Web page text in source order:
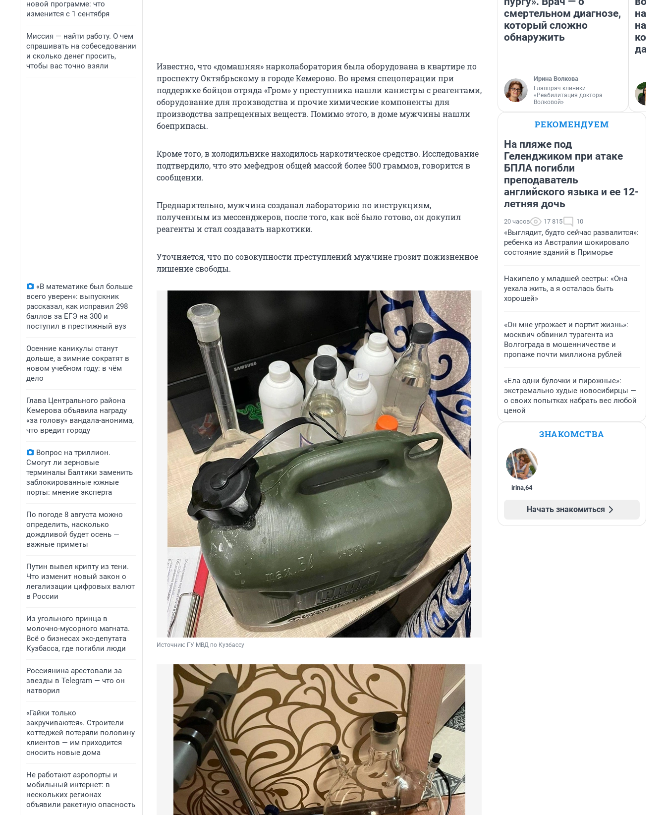
новой программе: что
изменится с 1 сентября
Миссия — найти работу. О чем
спрашивать на собеседовании
и сколько денег просить,
чтобы вас точно взяли
«В математике был больше
всего уверен»: выпускник
рассказал, как исправил 298
баллов за ЕГЭ на 300 и
поступил в престижный вуз
Осенние каникулы станут
дольше, а зимние сократят в
новом учебном году: в чём
дело
Глава Центрального района
Кемерова объявила награду
«за голову» вандала-анонима,
что вредит городу
Вопрос на триллион.
Смогут ли зерновые
терминалы Балтики заменить
заблокированные южные
порты: мнение эксперта
По погоде 8 августа можно
определить, насколько
дождливой будет осень —
важные приметы
Путин вывел крипту из тени.
Что изменит новый закон о
легализации цифровых валют
в России
Из угольного принца в
молочно-мусорного магната.
Всё о бизнесах экс-депутата
Кузбасса, где погибли люди
Россиянина арестовали за
звезды в Telegram — что он
натворил
«Гайки только
закручиваются». Строители
коттеджей потеряли половину
клиентов — им приходится
сносить новые дома
Не работают аэропорты и
мобильный интернет: в
нескольких регионах
объявили ракетную опасность
Известно, что «домашняя» нарколаборатория была оборудована в квартире по
проспекту Октябрьскому в городе Кемерово. Во время спецоперации при
поддержке бойцов отряда «Гром» у преступника нашли канистры с реагентами,
оборудование для производства и прочие химические компоненты для
производства запрещенных веществ. Помимо этого, в доме мужчины нашли
боеприпасы.
Кроме того, в холодильнике находилось наркотическое средство. Исследование
подтвердило, что это мефедрон общей массой более 500 граммов, говорится в
сообщении.
Предварительно, мужчина создавал лабораторию по инструкциям,
полученным из мессенджеров, после того, как всё было готово, он докупил
реагенты и стал создавать наркотики.
Уточняется, что по совокупности преступлений мужчине грозит пожизненное
лишение свободы.
Источник: ГУ МВД по Кузбассу
смертельном диагнозе,
который сложно
обнаружить
Ирина Волкова
Главврач клиники
«Реабилитация доктора
Волковой»
нам
даже
РЕКОМЕНДУЕМ
На пляже под
Геленджиком при атаке
БПЛА погибли
преподаватель
английского языка и ее 12-
летняя дочь
20 часов 17 815 10
«Выглядит, будто сейчас развалится»:
ребенка из Австралии шокировало
состояние зданий в Приморье
Накипело у младшей сестры: «Она
уехала жить, а я осталась быть
хорошей»
«Он мне угрожает и портит жизнь»:
москвич обвинил турагента из
Волгограда в мошенничестве и
пропаже почти миллиона рублей
«Ела одни булочки и пирожные»:
экстремально худые новосибирцы —
о своих попытках набрать вес любой
ценой
ЗНАКОМСТВА
irina,64
Начать знакомиться